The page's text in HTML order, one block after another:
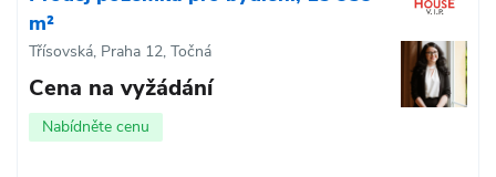
m²
Třísovská, Praha 12, Točná
Cena na vyžádání
Nabídněte cenu